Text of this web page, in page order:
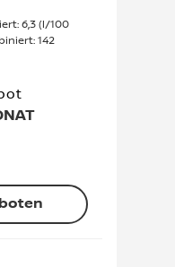
6,3 (l/100
142